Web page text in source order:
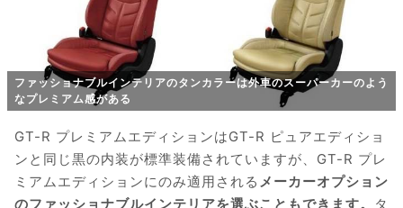
ファッショナブルインテリアのタンカラーは外車のスーパーカーのよう
なプレミアム感がある
GT-R プレミアムエディションはGT-R ピュアエディショ
ンと同じ黒の内装が標準装備されていますが、GT-R プレ
ミアムエディションにのみ適用される メーカーオプション
のファッショナブルインテリアを選ぶこともできます。
タ